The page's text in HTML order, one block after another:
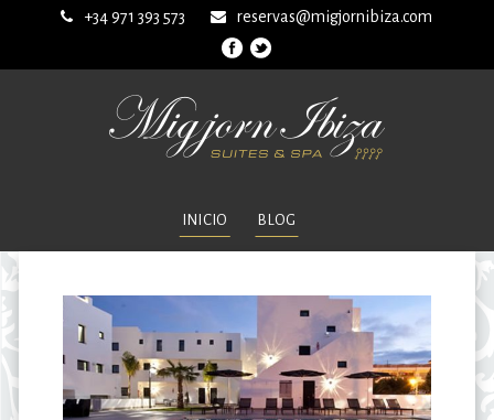
+34 971 393 573 reservas@migjornibiza.com
INICIO BLOG